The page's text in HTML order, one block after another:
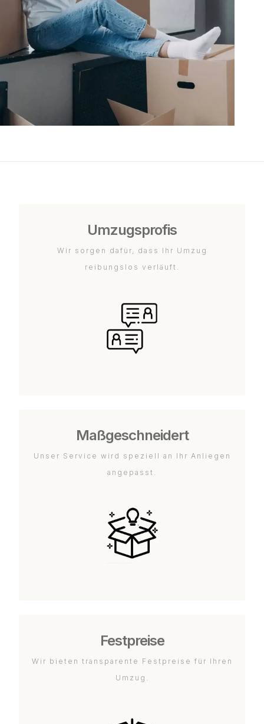
Umzugsprofis
Wir sorgen dafür, dass Ihr Umzug
reibungslos verläuft.
Maßgeschneidert
Unser Service wird speziell an Ihr Anliegen
angepasst.
Festpreise
Wir bieten transparente Festpreise für Ihren
Umzug.